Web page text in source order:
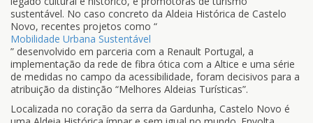
sustentável. No caso concreto da Aldeia Histórica de Castelo
Novo, recentes projetos como “
Mobilidade Urbana Sustentável
” desenvolvido em parceria com a Renault Portugal, a
implementação da rede de fibra ótica com a Altice e uma série
de medidas no campo da acessibilidade, foram decisivos para a
atribuição da distinção “Melhores Aldeias Turísticas”.
Localizada no coração da serra da Gardunha, Castelo Novo é